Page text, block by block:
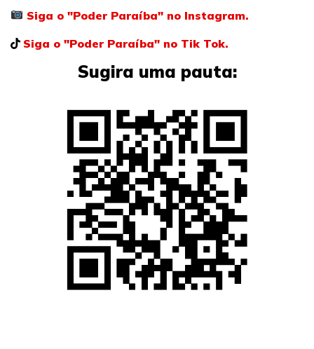
Siga o "Poder Paraíba" no Instagram.
Siga o "Poder Paraíba" no Tik Tok.
Sugira uma pauta: